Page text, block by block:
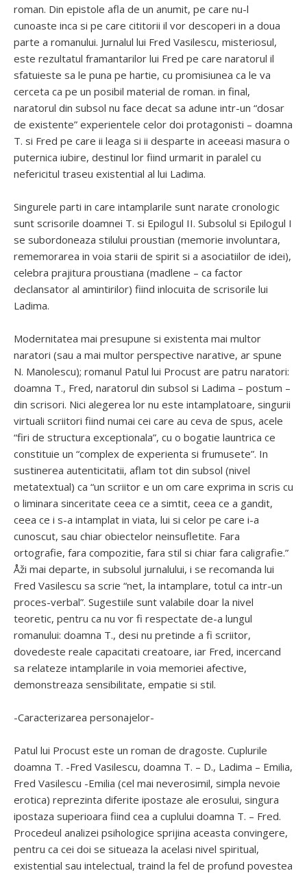
roman. Din epistole afla de un anumit, pe care nu-l
cunoaste inca si pe care cititorii il vor descoperi in a doua
parte a romanului. Jurnalul lui Fred Vasilescu, misteriosul,
este rezultatul framantarilor lui Fred pe care naratorul il
sfatuieste sa le puna pe hartie, cu promisiunea ca le va
cerceta ca pe un posibil material de roman. in final,
naratorul din subsol nu face decat sa adune intr-un “dosar
de existente” experientele celor doi protagonisti – doamna
T. si Fred pe care ii leaga si ii desparte in aceeasi masura o
puternica iubire, destinul lor fiind urmarit in paralel cu
nefericitul traseu existential al lui Ladima.
Singurele parti in care intamplarile sunt narate cronologic
sunt scrisorile doamnei T. si Epilogul II. Subsolul si Epilogul I
se subordoneaza stilului proustian (memorie involuntara,
rememorarea in voia starii de spirit si a asociatiilor de idei),
celebra prajitura proustiana (madlene – ca factor
declansator al amintirilor) fiind inlocuita de scrisorile lui
Ladima.
Modernitatea mai presupune si existenta mai multor
naratori (sau a mai multor perspective narative, ar spune
N. Manolescu); romanul Patul lui Procust are patru naratori:
doamna T., Fred, naratorul din subsol si Ladima – postum –
din scrisori. Nici alegerea lor nu este intamplatoare, singurii
virtuali scriitori fiind numai cei care au ceva de spus, acele
“firi de structura exceptionala”, cu o bogatie launtrica ce
constituie un “complex de experienta si frumusete”. In
sustinerea autenticitatii, aflam tot din subsol (nivel
metatextual) ca “un scriitor e un om care exprima in scris cu
o liminara sinceritate ceea ce a simtit, ceea ce a gandit,
ceea ce i s-a intamplat in viata, lui si celor pe care i-a
cunoscut, sau chiar obiectelor neinsufletite. Fara
ortografie, fara compozitie, fara stil si chiar fara caligrafie.”
Åži mai departe, in subsolul jurnalului, i se recomanda lui
Fred Vasilescu sa scrie “net, la intamplare, totul ca intr-un
proces-verbal”. Sugestiile sunt valabile doar la nivel
teoretic, pentru ca nu vor fi respectate de-a lungul
romanului: doamna T., desi nu pretinde a fi scriitor,
dovedeste reale capacitati creatoare, iar Fred, incercand
sa relateze intamplarile in voia memoriei afective,
demonstreaza sensibilitate, empatie si stil.
-Caracterizarea personajelor-
Patul lui Procust este un roman de dragoste. Cuplurile
doamna T. -Fred Vasilescu, doamna T. – D., Ladima – Emilia,
Fred Vasilescu -Emilia (cel mai neverosimil, simpla nevoie
erotica) reprezinta diferite ipostaze ale erosului, singura
ipostaza superioara fiind cea a cuplului doamna T. – Fred.
Procedeul analizei psihologice sprijina aceasta convingere,
pentru ca cei doi se situeaza la acelasi nivel spiritual,
existential sau intelectual, traind la fel de profund povestea